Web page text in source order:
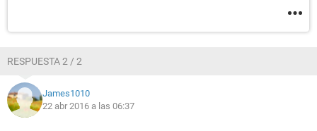
RESPUESTA 2 / 2
James1010
22 abr 2016 a las 06:37